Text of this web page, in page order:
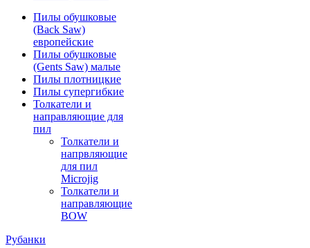
Пилы обушковые
(Back Saw)
европейские
Пилы обушковые
(Gents Saw) малые
Пилы плотницкие
Пилы супергибкие
Толкатели и
направляющие для
пил
Толкатели и
напрвляющие
для пил
Microjig
Толкатели и
направляющие
BOW
Рубанки